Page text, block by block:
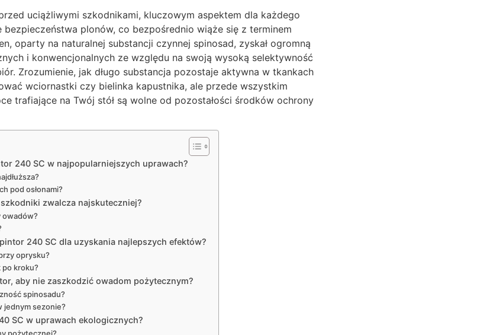
uciążliwymi szkodnikami, kluczowym aspektem dla każdego
plonów, co bezpośrednio wiąże się z terminem
oparty na naturalnej substancji czynnej spinosad, zyskał ogromną
i konwencjonalnych ze względu na swoją wysoką selektywność
Zrozumienie, jak długo substancja pozostaje aktywna w tkankach
wciornastki czy bielinka kapustnika, ale przede wszystkim
trafiające na Twój stół są wolne od pozostałości środków ochrony
240 SC w najpopularniejszych uprawach?
pod osłonami?
zwalcza najskuteczniej?
owadów?
240 SC dla uzyskania najlepszych efektów?
oprysku?
kroku?
aby nie zaszkodzić owadom pożytecznym?
spinosadu?
jednym sezonie?
SC w uprawach ekologicznych?